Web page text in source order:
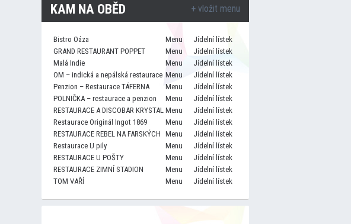
KAM NA OBĚD + vložit menu
Bistro Oáza Menu
Jídelní lístek
GRAND RESTAURANT POPPET
Menu
Jídelní lístek
Malá Indie
Menu
Jídelní lístek
OM – indická a nepálská restaurace Menu
Jídelní lístek
Penzion – Restaurace TÁFERNA
Menu
Jídelní lístek
POLNIČKA – restaurace a penzion
Menu
Jídelní lístek
RESTAURACE A DISCOBAR KRYSTAL Menu
Jídelní lístek
Restaurace Originál Ingot 1869
Menu
Jídelní lístek
RESTAURACE REBEL NA FARSKÝCH Menu
Jídelní lístek
Restaurace U pily
Menu
Jídelní lístek
RESTAURACE U POŠTY
Menu
Jídelní lístek
RESTAURACE ZIMNÍ STADION
Menu
Jídelní lístek
TOM VAŘÍ
Menu Jídelní lístek